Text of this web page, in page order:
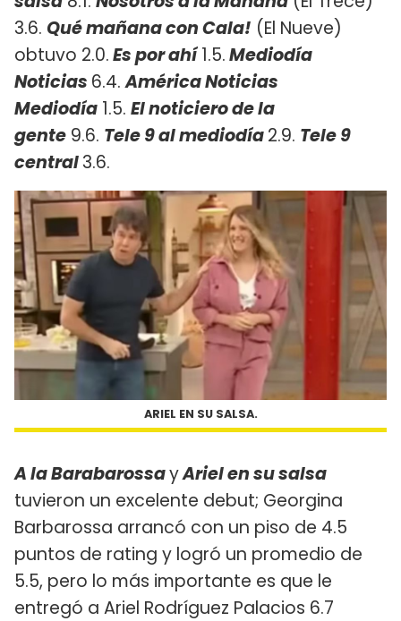
3.6. Qué mañana con Cala! (El Nueve)
obtuvo 2.0.Es por ahí1.5.Mediodía
Noticias 6.4.América Noticias
Mediodía 1.5. El noticiero de la
gente 9.6. Tele 9 al mediodía2.9. Tele 9
central3.6.
ARIEL EN SU SALSA.
A la BarabarossayAriel en su salsa
tuvieron un excelente debut; Georgina
Barbarossa arrancó con un piso de 4.5
puntos de rating y logró un promedio de
5.5, pero lo más importante es que le
entregó a Ariel Rodríguez Palacios 6.7